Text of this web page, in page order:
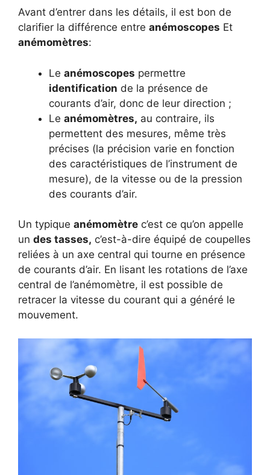
Avant d’entrer dans les détails, il est bon de
clarifier la différence entre anémoscopes Et
anémomètres:
Le anémoscopes permettre
identification de la présence de
courants d’air, donc de leur direction ;
Le anémomètres, au contraire, ils
permettent des mesures, même très
précises (la précision varie en fonction
des caractéristiques de l’instrument de
mesure), de la vitesse ou de la pression
des courants d’air.
Un typique anémomètre c’est ce qu’on appelle
un des tasses, c’est-à-dire équipé de coupelles
reliées à un axe central qui tourne en présence
de courants d’air. En lisant les rotations de l’axe
central de l’anémomètre, il est possible de
retracer la vitesse du courant qui a généré le
mouvement.